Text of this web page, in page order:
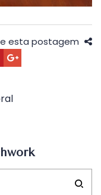
esta postagem